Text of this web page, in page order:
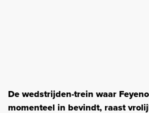
De wedstrijden-trein waar
momenteel in bevindt, raast